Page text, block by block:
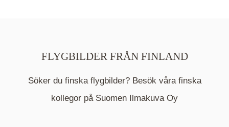
Mappen är en medelpunkt över fotat område och
kommer nu visa de fastigheter som finns just här.
FLYGBILDER FRÅN FINLAND
Söker du finska flygbilder? Besök våra finska
kollegor på Suomen Ilmakuva Oy